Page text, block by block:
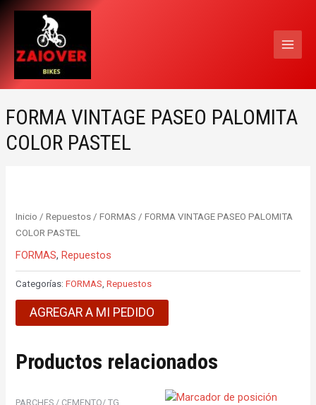
contenido
FORMA VINTAGE PASEO PALOMITA
COLOR PASTEL
Inicio /Repuestos /FORMAS / FORMA VINTAGE PASEO PALOMITA
COLOR PASTEL
FORMAS,Repuestos
Categorías:FORMAS,Repuestos
AGREGAR A MI PEDIDO
Productos relacionados
PARCHES / CEMENTO/ TG